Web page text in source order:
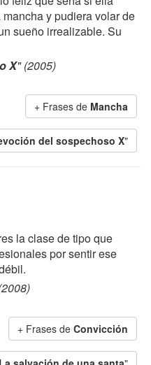
y pudiera volar de
sueño irrealizable. Su
X" (2005)
+ Frases de Mancha
del sospechoso X"
la clase de tipo que
por sentir ese
+ Frases de Convicción